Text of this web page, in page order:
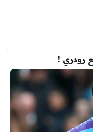
رودري !